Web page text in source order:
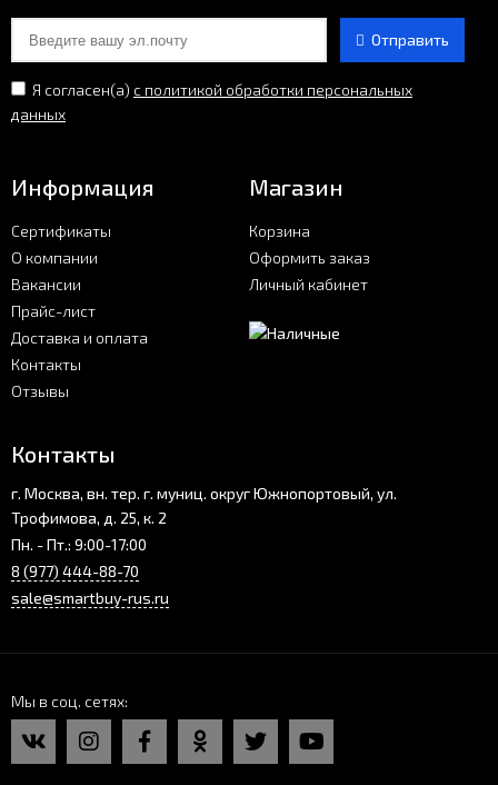
Отправить
Я согласен(a) с политикой обработки персональных
данных
Информация
Сертификаты
О компании
Вакансии
Прайс-лист
Доставка и оплата
Контакты
Отзывы
Магазин
Корзина
Оформить заказ
Личный кабинет
Контакты
г. Москва, вн. тер. г. муниц. округ Южнопортовый, ул.
Трофимова, д. 25, к. 2
Пн. - Пт.: 9:00-17:00
8 (977) 444-88-70
sale@smartbuy-rus.ru
Мы в соц. сетях